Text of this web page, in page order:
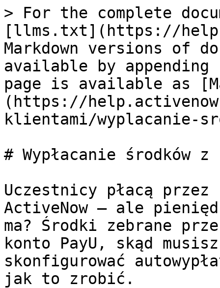
> For the complete
[llms.txt](https://
Markdown versions of
available by
page is available as
(https://
klientami/wyplacanie-
# Wypłacanie środków z
Uczestnicy płacą przez
ActiveNow — ale
ma? Środki zebrane
konto PayU, skąd
skonfigurować
jak to zrobić.